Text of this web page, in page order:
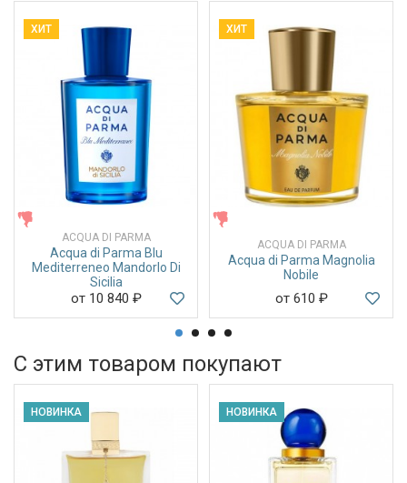
ХИТ
ACQUA DI PARMA
Acqua di Parma Blu
Mediterreneo Mandorlo Di
Sicilia
от 10 840 ₽
ХИТ
ACQUA DI PARMA
Acqua di Parma Magnolia
Nobile
от 610 ₽
С этим товаром покупают
НОВИНКА НОВИНКА